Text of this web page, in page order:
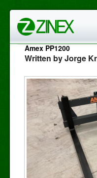
HOME
EMPRESA
SERVICIOS
CONTACTO
Amex PP1200
Written by Jorge